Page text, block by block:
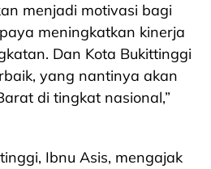
menjadi motivasi bagi
meningkatkan kinerja
Dan Kota Bukittinggi
yang nantinya akan
di tingkat nasional,”
Ibnu Asis, mengajak